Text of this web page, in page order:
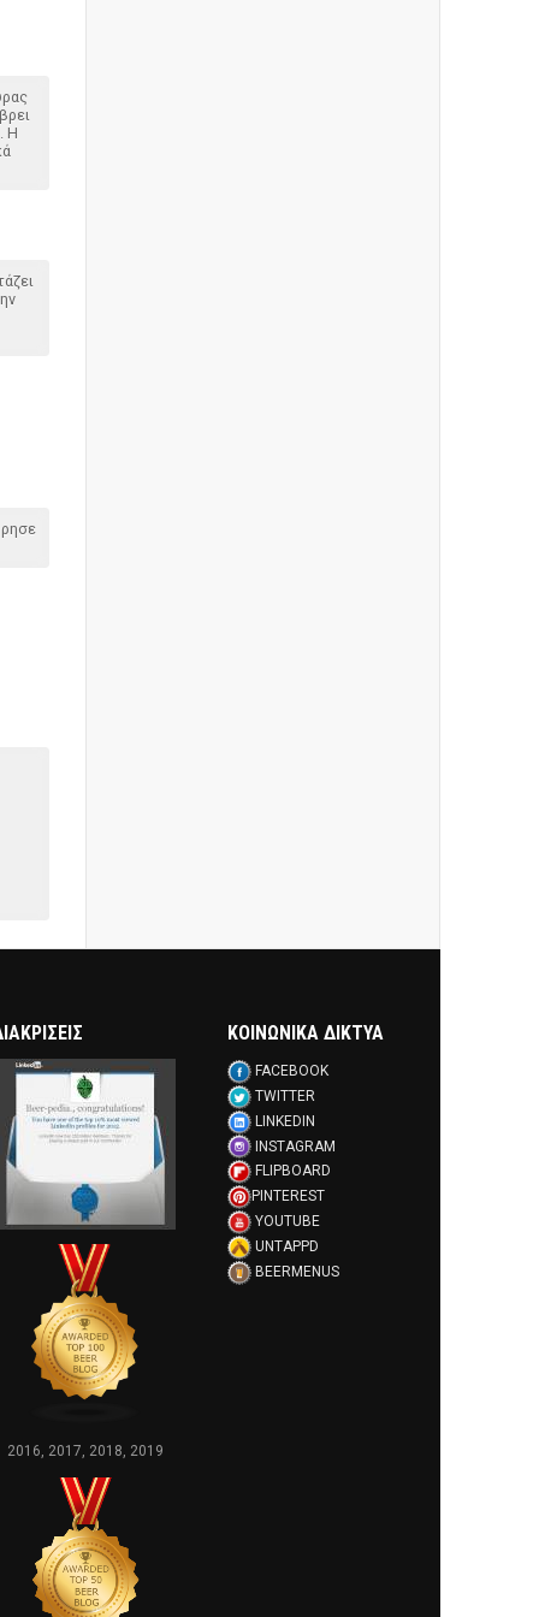
Η
2016, 2017, 2018, 2019
ΚΟΙΝΩΝΙΚΑ ΔΙΚΤΥΑ
FACEBOOK
TWITTER
LINKEDIN
INSTAGRAM
FLIPBOARD
PINTEREST
YOUTUBE
UNTAPPD
BEERMENUS